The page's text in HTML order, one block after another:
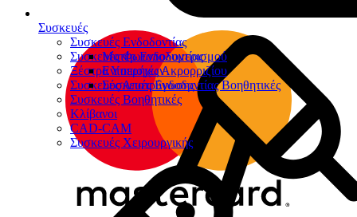
Συσκευές
Συσκευές Ενδοδοντίας
Μοτέρ Ενδοδοντίας
Εντοπιστές Ακρορριζίου
Συσκευές Ενδοδοντίας Βοηθητικές
Συσκευές Φωτοπολυμερισμού
Ξέστρα Υπερήχων
Συσκευές Αποτρύγωσης
Συσκευές Βοηθητικές
Κλίβανοι
CAD-CAM
Συσκευές Χειρουργικής